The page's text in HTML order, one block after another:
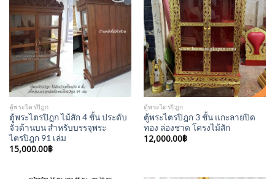
ตู้พระไตรปิฎก
ตู้พระไตรปิฎก ไม้สัก 4 ชั้น ประดับ
จั่วด้านบน สำหรับบรรจุพระ
ไตรปิฎก 91 เล่ม
15,000.00฿
Add to
Wishlist
ตู้พระไตรปิฎก
ตู้พระไตรปิฎก 3 ชั้น แกะลายปิด
ทอง ล่องชาด โครงไม้สัก
12,000.00฿